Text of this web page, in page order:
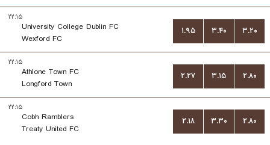
۲۲:۱۵
University College Dublin FC
Wexford FC
۱.۹۵ ۳.۴۰ ۳.۲۰
۲۲:۱۵
Athlone Town FC
Longford Town
۲.۲۷ ۳.۱۵ ۲.۸۰
۲۲:۱۵
Cobh Ramblers
Treaty United FC
۲.۱۸ ۳.۳۰ ۲.۸۰